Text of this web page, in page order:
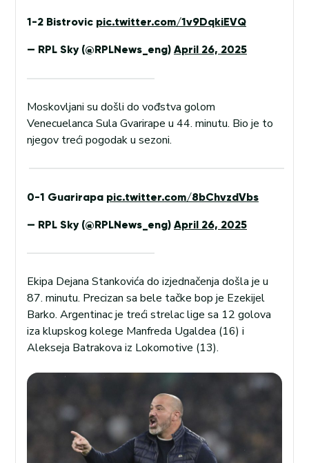
1-2 Bistrovic pic.twitter.com/1v9DqkiEVQ
— RPL Sky (@RPLNews_eng) April 26, 2025
Moskovljani su došli do vođstva golom
Venecuelanca Sula Gvarirape u 44. minutu. Bio je to
njegov treći pogodak u sezoni.
0-1 Guarirapa pic.twitter.com/8bChvzdVbs
— RPL Sky (@RPLNews_eng) April 26, 2025
Ekipa Dejana Stankovića do izjednačenja došla je u
87. minutu. Precizan sa bele tačke bop je Ezekijel
Barko. Argentinac je treći strelac lige sa 12 golova
iza klupskog kolege Manfreda Ugaldea (16) i
Alekseja Batrakova iz Lokomotive (13).